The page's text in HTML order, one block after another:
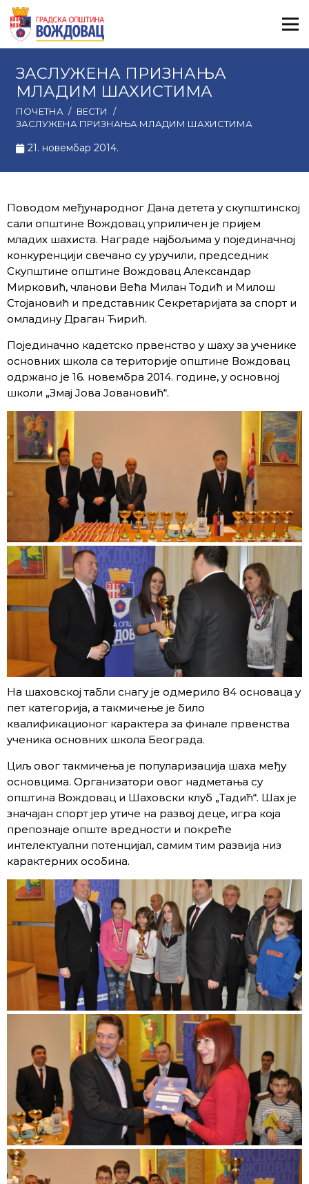
ЗАСЛУЖЕНА ПРИЗНАЊА
МЛАДИМ ШАХИСТИМА
ПОЧЕТНА / ВЕСТИ
/
ЗАСЛУЖЕНА ПРИЗНАЊА МЛАДИМ ШАХИСТИМА
21. новембар 2014.
Поводом међународног Дана детета у скупштинској
сали општине Вождовац уприличен је пријем
младих шахиста. Награде најбољима у појединачној
конкуренцији свечано су уручили, председник
Скупштине општине Вождовац Александар
Мирковић, чланoви Већа Милан Тодић и Милош
Стојановић и представник Секретаријата за спорт и
омладину Драган Ћирић.
Појединачно кадетско првенство у шаху за ученике
основних школа са територије општине Вождовац
одржано је 16. новембра 2014. године, у основној
школи „Змај Јова Јовановић“.
На шаховској табли снагу је одмерило 84 основаца у
пет категорија, а такмичење је било
квалификационог карактера за финале првенства
ученика основних школа Београда.
Циљ овог такмичења је популаризација шаха међу
основцима. Организатори овог надметања су
општина Вождовац и Шаховски клуб „Тадић“. Шах је
значајан спорт јер утиче на развој деце, игра која
препознаје опште вредности и покреће
интелектуални потенцијал, самим тим развија низ
карактерних особина.